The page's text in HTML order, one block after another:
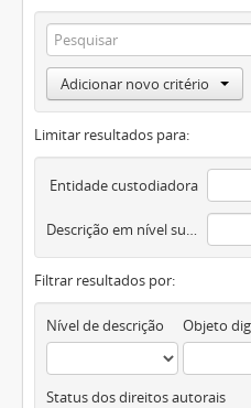
Adicionar novo critério
Limitar resultados para:
Entidade custodiadora
Descrição em nível superior
Filtrar resultados por:
Nível de descrição
Status dos direitos autorais